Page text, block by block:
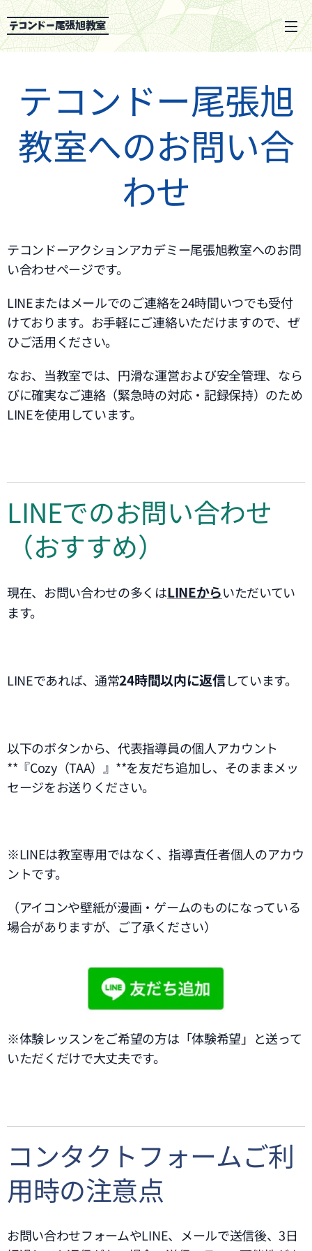
テコンドー尾張旭教室
テコンドー尾張旭
教室へのお問い合
わせ
テコンドーアクションアカデミー尾張旭教室へのお問
い合わせページです。
LINEまたはメールでのご連絡を24時間いつでも受付
けております。お手軽にご連絡いただけますので、ぜ
ひご活用ください。
なお、当教室では、円滑な運営および安全管理、なら
びに確実なご連絡（緊急時の対応・記録保持）のため
LINEを使用しています。
LINEでのお問い合わせ
（おすすめ）
現在、お問い合わせの多くはLINEからいただいてい
ます。
LINEであれば、通常24時間以内に返信しています。
以下のボタンから、代表指導員の個人アカウント
**『Cozy（TAA）』**を友だち追加し、そのままメッ
セージをお送りください。
※LINEは教室専用ではなく、指導責任者個人のアカウ
ントです。
（アイコンや壁紙が漫画・ゲームのものになっている
場合がありますが、ご了承ください）
※体験レッスンをご希望の方は「体験希望」と送って
いただくだけで大丈夫です。
コンタクトフォームご利
用時の注意点
お問い合わせフォームやLINE、メールで送信後、3日